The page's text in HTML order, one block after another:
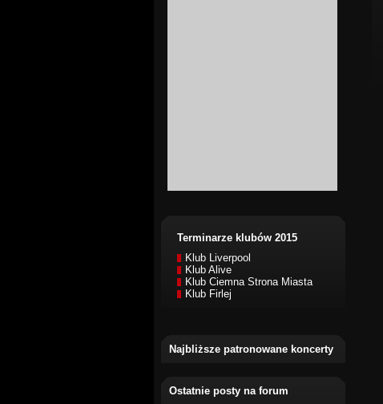
Terminarze klubów 2015
Klub Liverpool
Klub Alive
Klub Ciemna Strona Miasta
Klub Firlej
Najbliższe patronowane koncerty
Ostatnie posty na forum